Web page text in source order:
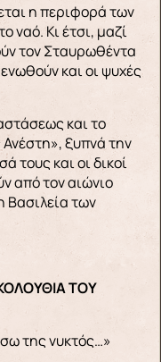
η περιφορά των
ναό. Κι έτσι, μαζί
τον Σταυρωθέντα
και οι ψυχές
και το
ξυπνά την
τους και οι δικοί
από τον αιώνιο
Βασιλεία των
ΤΟΥ
της νυκτός…»